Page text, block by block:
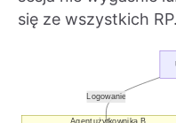
się ze wszystkich RP.